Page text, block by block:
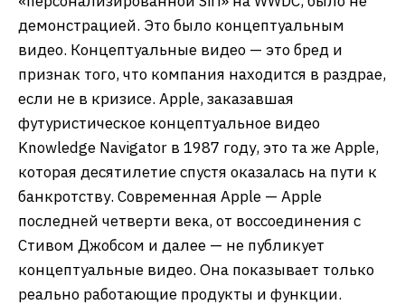
демонстрацией. Это было концептуальным
видео. Концептуальные видео — это бред и
признак того, что компания находится в раздрае,
если не в кризисе. Apple, заказавшая
футуристическое концептуальное видео
Knowledge Navigator в 1987 году, это та же Apple,
которая десятилетие спустя оказалась на пути к
банкротству. Современная Apple — Apple
последней четверти века, от воссоединения с
Стивом Джобсом и далее — не публикует
концептуальные видео. Она показывает только
реально работающие продукты и функции.